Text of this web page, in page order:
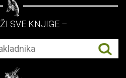
SVE KNJIGE –